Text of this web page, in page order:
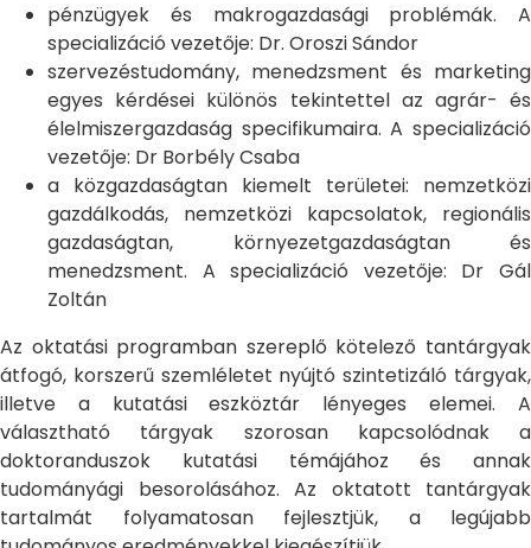
pénzügyek és makrogazdasági problémák. A
specializáció vezetője: Dr. Oroszi Sándor
szervezéstudomány, menedzsment és marketing
egyes kérdései különös tekintettel az agrár- és
élelmiszergazdaság specifikumaira. A specializáció
vezetője: Dr Borbély Csaba
a közgazdaságtan kiemelt területei: nemzetközi
gazdálkodás, nemzetközi kapcsolatok, regionális
gazdaságtan, környezetgazdaságtan és
menedzsment. A specializáció vezetője: Dr Gál
Zoltán
Az oktatási programban szereplő kötelező tantárgyak
átfogó, korszerű szemléletet nyújtó szintetizáló tárgyak,
illetve a kutatási eszköztár lényeges elemei. A
választható tárgyak szorosan kapcsolódnak a
doktoranduszok kutatási témájához és annak
tudományági besorolásához. Az oktatott tantárgyak
tartalmát folyamatosan fejlesztjük, a legújabb